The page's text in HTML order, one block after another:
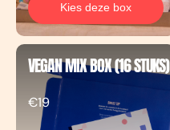
Kies deze box
VEGAN MIX BOX (16 STUKS)
€19